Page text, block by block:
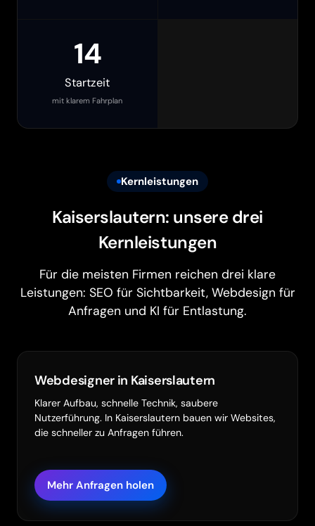
14
Startzeit
mit klarem Fahrplan
Kernleistungen
Kaiserslautern: unsere drei
Kernleistungen
Für die meisten Firmen reichen drei klare
Leistungen: SEO für Sichtbarkeit, Webdesign für
Anfragen und KI für Entlastung.
Webdesigner in Kaiserslautern
Klarer Aufbau, schnelle Technik, saubere
Nutzerführung. In Kaiserslautern bauen wir Websites,
die schneller zu Anfragen führen.
Mehr Anfragen holen